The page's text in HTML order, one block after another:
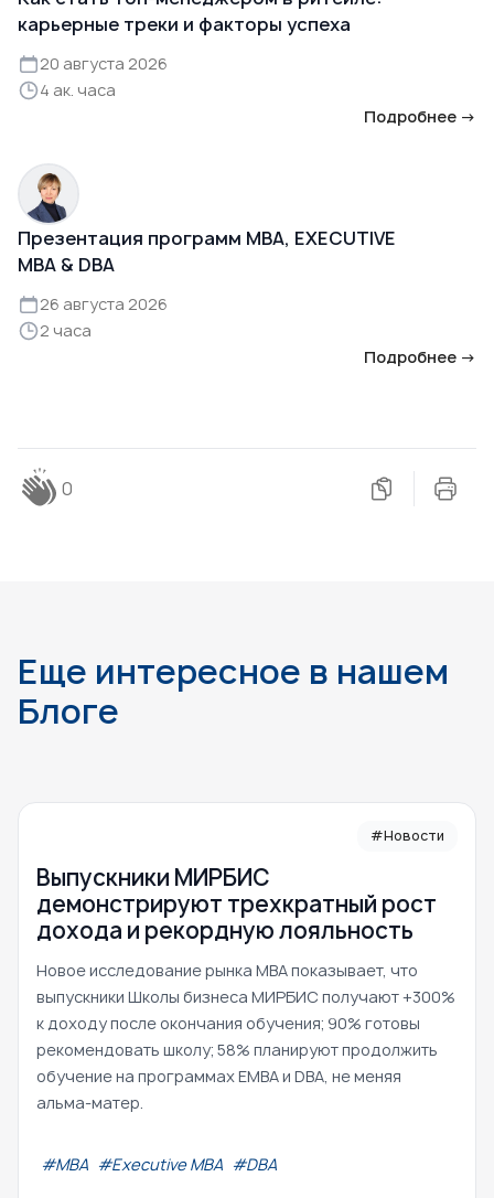
карьерные треки и факторы успеха
20 августа 2026
4 ак. часа
Подробнее →
Презентация программ MBA, EXECUTIVE
MBA & DBA
26 августа 2026
2 часа
Подробнее →
0
Еще интересное в нашем
Блоге
#Новости
Выпускники МИРБИС
демонстрируют трехкратный рост
дохода и рекордную лояльность
Новое исследование рынка MBA показывает, что
выпускники Школы бизнеса МИРБИС получают +300%
к доходу после окончания обучения; 90% готовы
рекомендовать школу; 58% планируют продолжить
обучение на программах EMBA и DBA, не меняя
альма-матер.
#МВА #Executive MBA #DBA